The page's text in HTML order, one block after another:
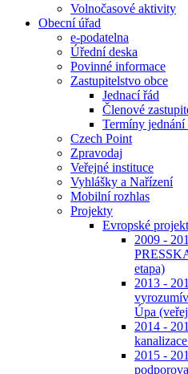
Volnočasové aktivity
Obecní úřad
e-podatelna
Úřední deska
Povinné informace
Zastupitelstvo obce
Jednací řád
Členové
Termíny
Czech Point
Zpravodaj
Veřejné instituce
Vyhlášky a Nařízení
Mobilní rozhlas
Projekty
Evropské
2009 -
etapa)
2013 -
Úpa
2014 -
2015 -